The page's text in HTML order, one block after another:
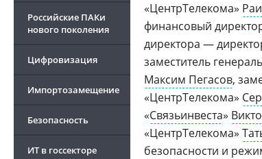
Российские ПАКи
нового поколения
Цифровизация
Импортозамещение
Безопасность
ИТ в госсекторе
«ЦентрТелекома»
финансовый
директора —
заместитель
Максим Пегасов,
«ЦентрТелекома»
«Связьинвеста»
«ЦентрТелекома»
безопасности и